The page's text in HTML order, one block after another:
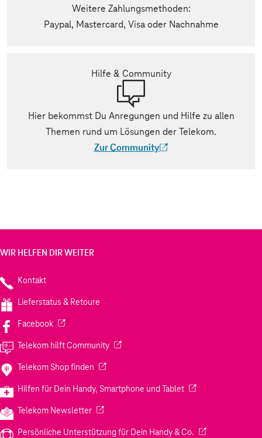
Weitere Zahlungsmethoden:
Paypal, Mastercard, Visa oder Nachnahme
Hilfe & Community
Hier bekommst Du Anregungen und Hilfe zu allen
Themen rund um Lösungen der Telekom.
Zur Community
(Der Link wird in einem neuen Tab
WIR HELFEN DIR WEITER
Kontakt
Lieferstatus & Retoure
Facebook(Wird in einem neuen Tab geöffnet)
Telekom hilft Community(Wird in einem neuen Tab geöffnet)
Telekom Shop finden (Wird in einem neuen Tab geöffnet)
Hilfen für Dein Handy, Smartphone und Tablet(Wird in einem
Telekom Newsletter(Wird in einem neuen Tab geöffnet)
Persönliche Unterstützung für Dein Handy & Co. (Wird in einem